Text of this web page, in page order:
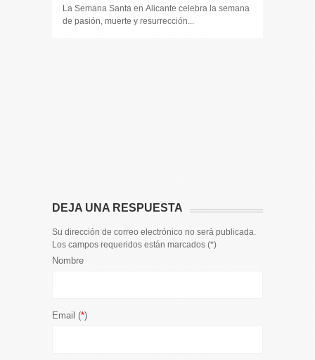
La Semana Santa en Alicante celebra la semana
de pasión, muerte y resurrección...
DEJA UNA RESPUESTA
Su dirección de correo electrónico no será publicada.
Los campos requeridos están marcados (*)
Nombre
Email (*)